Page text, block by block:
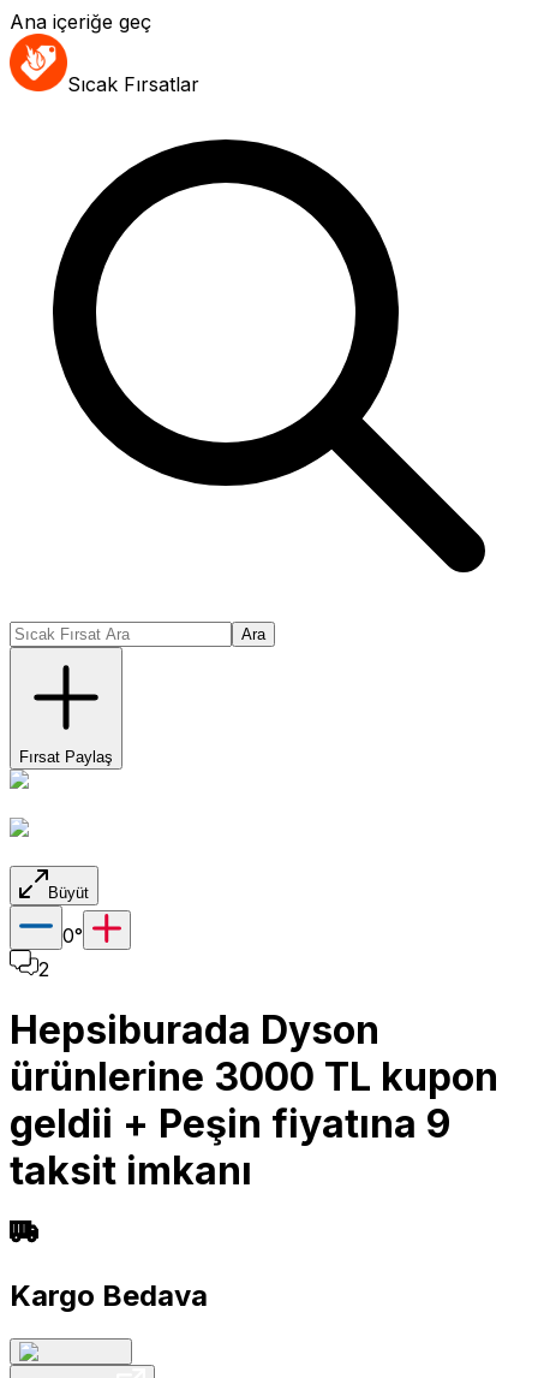
Ana içeriğe geç
Sıcak Fırsatlar
Ara
Fırsat Paylaş
Büyüt
0°
2
Hepsiburada Dyson
ürünlerine 3000 TL kupon
geldii + Peşin fiyatına 9
taksit imkanı
Kargo Bedava